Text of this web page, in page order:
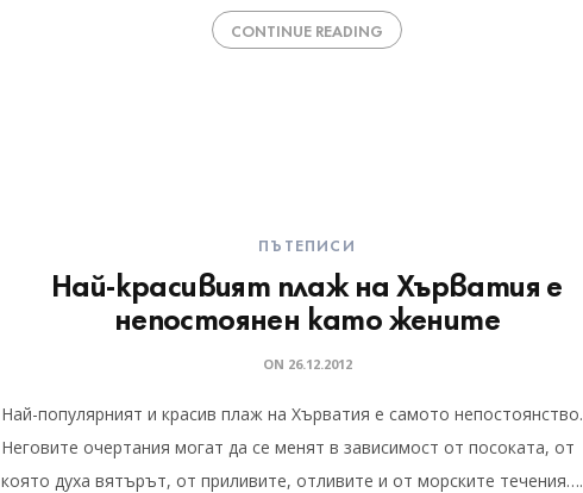
CONTINUE READING
ПЪТЕПИСИ
Най-красивият плаж на Хърватия е
непостоянен като жените
ON 26.12.2012
Най-популярният и красив плаж на Хърватия е самото непостоянство.
Неговите очертания могат да се менят в зависимост от посоката, от
която духа вятърът, от приливите, отливите и от морските течения….